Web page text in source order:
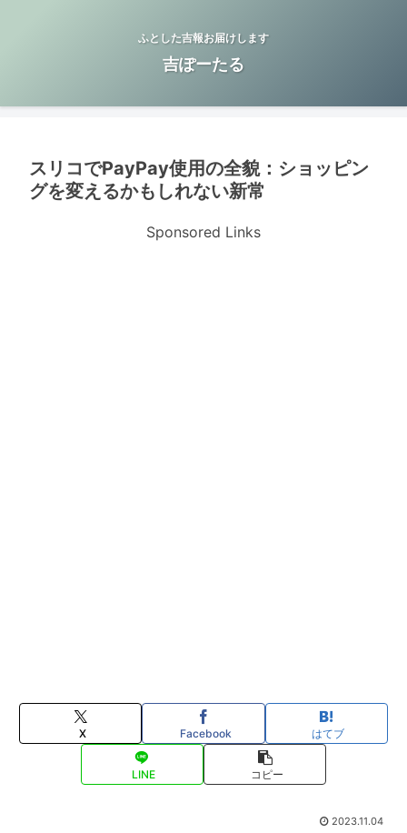
ふとした吉報お届けします
吉ぽーたる
スリコでPayPay使用の全貌：ショッピン
グを変えるかもしれない新常
Sponsored Links
X Facebook はてブ
LINE コピー
2023.11.04